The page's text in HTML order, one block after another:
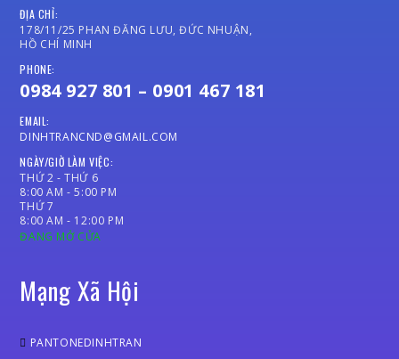
ĐỊA CHỈ:
178/11/25 PHAN ĐĂNG LƯU, ĐỨC NHUẬN,
HỒ CHÍ MINH
PHONE:
0984 927 801 – 0901 467 181
EMAIL:
DINHTRANCND@GMAIL.COM
NGÀY/GIỜ LÀM VIỆC:
THỨ 2 - THỨ 6
8:00 AM - 5:00 PM
THỨ 7
8:00 AM - 12:00 PM
ĐANG MỞ CỬA
Mạng Xã Hội
PANTONEDINHTRAN